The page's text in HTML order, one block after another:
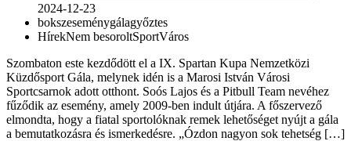
2024-12-23
bokszeseménygálagyőztes
HírekNem besoroltSportVáros
Szombaton este kezdődött el a IX. Spartan Kupa Nemzetközi
Küzdősport Gála, melynek idén is a Marosi István Városi
Sportcsarnok adott otthont. Soós Lajos és a Pitbull Team nevéhez
fűződik az esemény, amely 2009-ben indult útjára. A főszervező
elmondta, hogy a fiatal sportolóknak remek lehetőséget nyújt a gála
a bemutatkozásra és ismerkedésre. „Ózdon nagyon sok tehetség […]